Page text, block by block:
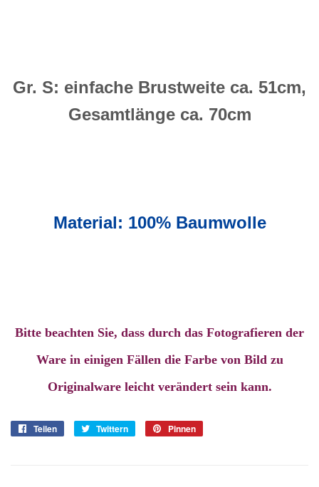
Gr. S: einfache Brustweite ca. 51cm,
Gesamtlänge ca. 70cm
Material: 100% Baumwolle
Bitte beachten Sie, dass durch das Fotografieren der
Ware in einigen Fällen die Farbe von Bild zu
Originalware leicht verändert sein kann.
Teilen Twittern Pinnen